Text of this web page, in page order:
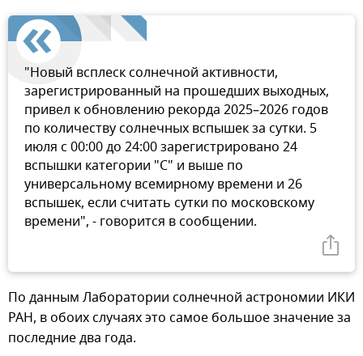
"Новый всплеск солнечной активности,
зарегистрированный на прошедших выходных,
привел к обновлению рекорда 2025–2026 годов
по количеству солнечных вспышек за сутки. 5
июля с 00:00 до 24:00 зарегистрировано 24
вспышки категории "C" и выше по
универсальному всемирному времени и 26
вспышек, если считать сутки по московскому
времени", - говорится в сообщении.
По данным Лаборатории солнечной астрономии ИКИ
РАН, в обоих случаях это самое большое значение за
последние два года.